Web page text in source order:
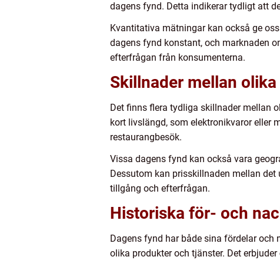
dagens fynd. Detta indikerar tydligt att
Kvantitativa mätningar kan också ge
dagens fynd konstant, och marknaden
efterfrågan från konsumenterna.
Skillnader mellan
Det finns flera tydliga skillnader mellan
kort livslängd, som elektronikvaror eller
restaurangbesök.
Vissa dagens fynd kan också vara
Dessutom kan prisskillnaden mellan
tillgång och efterfrågan.
Historiska för- och
Dagens fynd har både sina fördelar
olika produkter och tjänster. Det